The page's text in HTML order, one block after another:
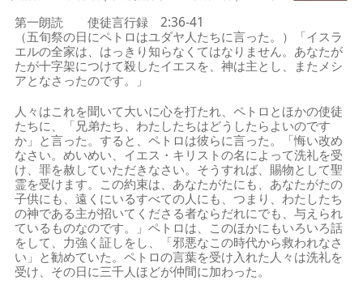
第一朗読 使徒言行録 2:36-41
（五旬祭の日にペトロはユダヤ人たちに言った。）「イスラ
エルの全家は、はっきり知らなくてはなりません。あなたが
たが十字架につけて殺したイエスを、神は主とし、またメシ
アとなさったのです。」
人々はこれを聞いて大いに心を打たれ、ペトロとほかの使徒
たちに、「兄弟たち、わたしたちはどうしたらよいのです
か」と言った。すると、ペトロは彼らに言った。「悔い改め
なさい。めいめい、イエス・キリストの名によって洗礼を受
け、罪を赦していただきなさい。そうすれば、賜物として聖
霊を受けます。この約束は、あなたがたにも、あなたがたの
子供にも、遠くにいるすべての人にも、つまり、わたしたち
の神である主が招いてくださる者ならだれにでも、与えられ
ているものなのです。」ペトロは、このほかにもいろいろ話
をして、力強く証しをし、「邪悪なこの時代から救われなさ
い」と勧めていた。ペトロの言葉を受け入れた人々は洗礼を
受け、その日に三千人ほどが仲間に加わった。